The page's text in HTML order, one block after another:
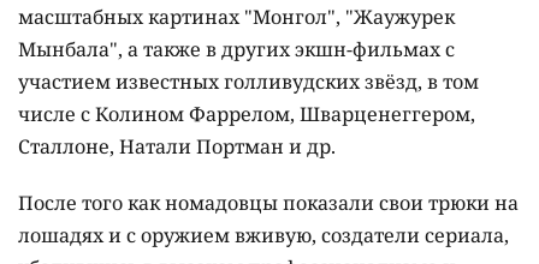
масштабных картинах "Монгол", "Жаужурек
Мынбала", а также в других экшн-фильмах с
участием известных голливудских звёзд, в том
числе с Колином Фаррелом, Шварценеггером,
Сталлоне, Натали Портман и др.
После того как номадовцы показали свои трюки на
лошадях и с оружием вживую, создатели сериала,